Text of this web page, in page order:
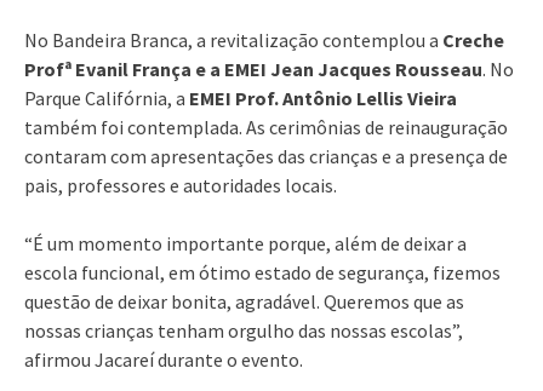
No Bandeira Branca, a revitalização contemplou a Creche
Profª Evanil França e a EMEI Jean Jacques Rousseau. No
Parque Califórnia, a EMEI Prof. Antônio Lellis Vieira
também foi contemplada. As cerimônias de reinauguração
contaram com apresentações das crianças e a presença de
pais, professores e autoridades locais.
“É um momento importante porque, além de deixar a
escola funcional, em ótimo estado de segurança, fizemos
questão de deixar bonita, agradável. Queremos que as
nossas crianças tenham orgulho das nossas escolas”,
afirmou Jacareí durante o evento.